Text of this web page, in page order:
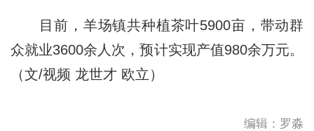
目前，羊场镇共种植茶叶5900亩，带动群
众就业3600余人次，预计实现产值980余万元。
（文/视频 龙世才 欧立）
编辑：罗淼